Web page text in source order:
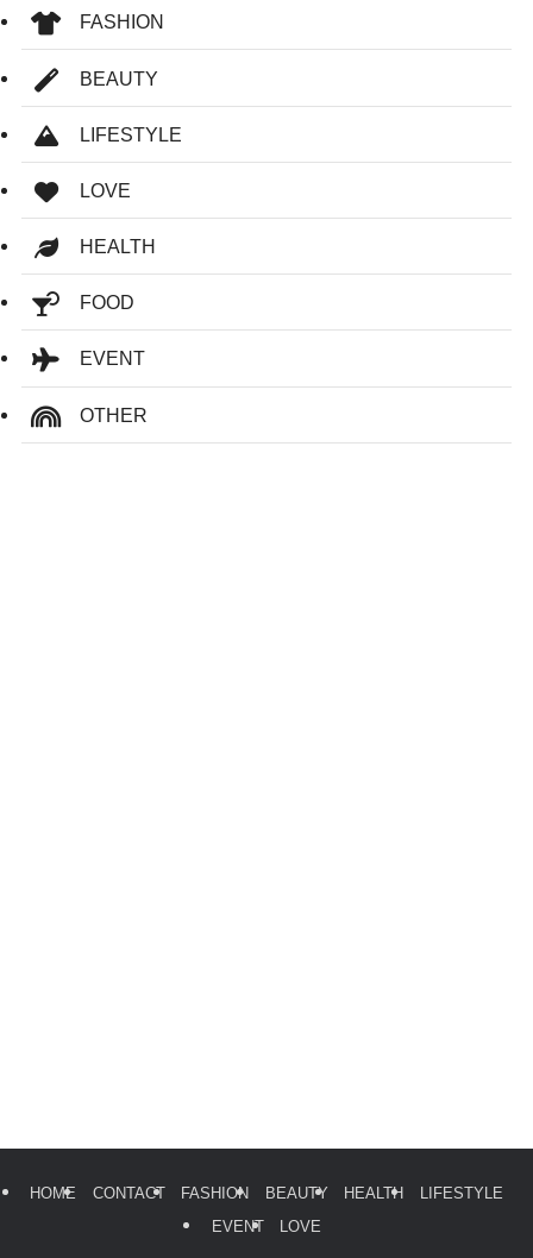
FASHION
BEAUTY
LIFESTYLE
LOVE
HEALTH
FOOD
EVENT
OTHER
HOME CONTACT FASHION BEAUTY HEALTH
LIFESTYLE
EVENT
LOVE